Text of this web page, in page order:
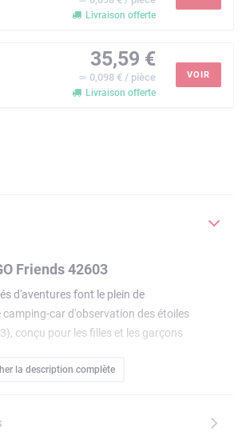
Livraison offerte
35,59 €
≃ 0,098 € / pièce
Livraison offerte
VOIR
Friends 42603
d'aventures font le plein de
camping-car d'observation des étoiles
conçu pour les filles et les garçons
remorque, une tente pliable, 2 mini-
Le set comprend également des
la description complète